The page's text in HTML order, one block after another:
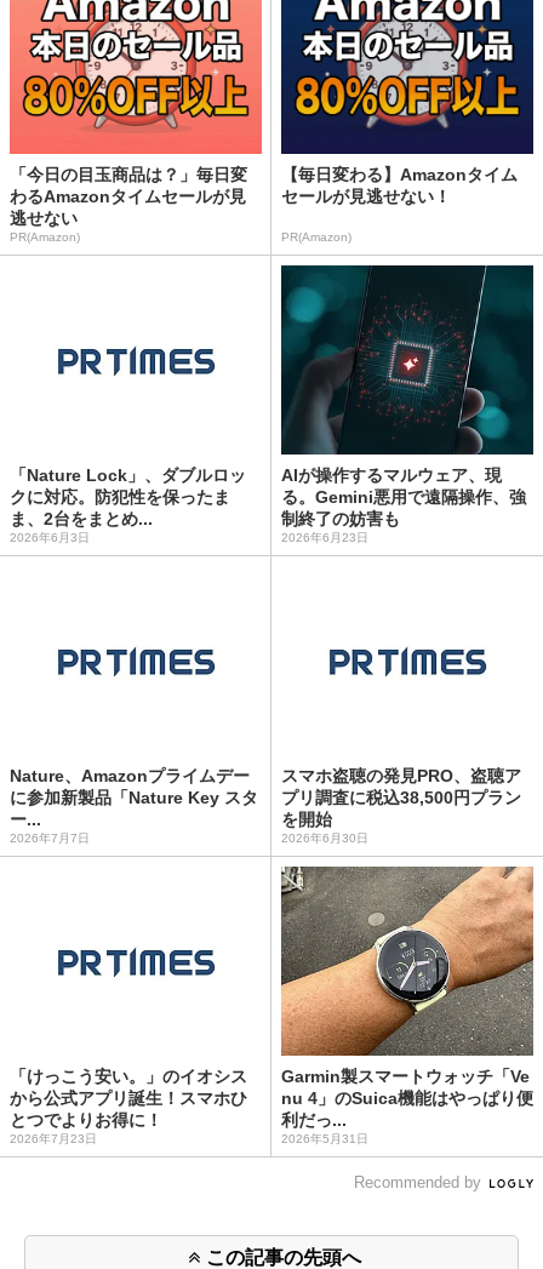
「今日の目玉商品は？」毎日変
わるAmazonタイムセールが見
逃せない
PR(Amazon)
【毎日変わる】Amazonタイム
セールが見逃せない！
PR(Amazon)
「Nature Lock」、ダブルロッ
クに対応。防犯性を保ったま
ま、2台をまとめ...
2026年6月3日
AIが操作するマルウェア、現
る。Gemini悪用で遠隔操作、強
制終了の妨害も
2026年6月23日
Nature、Amazonプライムデー
に参加新製品「Nature Key スタ
ー...
2026年7月7日
スマホ盗聴の発見PRO、盗聴ア
プリ調査に税込38,500円プラン
を開始
2026年6月30日
「けっこう安い。」のイオシス
から公式アプリ誕生！スマホひ
とつでよりお得に！
2026年7月23日
Garmin製スマートウォッチ「Ve
nu 4」のSuica機能はやっぱり便
利だっ...
2026年5月31日
Recommended by
この記事の先頭へ